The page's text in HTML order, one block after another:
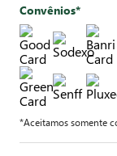
Convênios*
*Aceitamos somente